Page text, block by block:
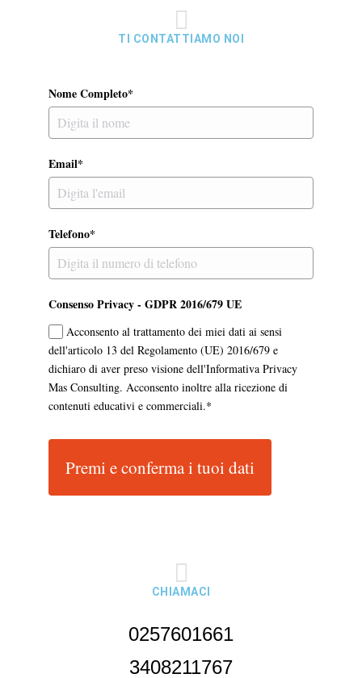
TI CONTATTIAMO NOI
Nome Completo*
Email*
Telefono*
Consenso Privacy - GDPR 2016/679 UE
Acconsento al trattamento dei miei dati ai sensi
dell'articolo 13 del Regolamento (UE) 2016/679 e
dichiaro di aver preso visione dell'Informativa Privacy
Mas Consulting. Acconsento inoltre alla ricezione di
contenuti educativi e commerciali.*
Premi e conferma i tuoi dati
CHIAMACI
0257601661
3408211767